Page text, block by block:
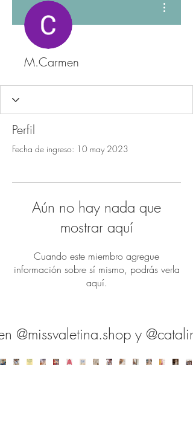
M.Carmen
Perfil
Fecha de ingreso: 10 may 2023
Aún no hay nada que
mostrar aquí
Cuando este miembro agregue
información sobre sí mismo, podrás verla
aquí.
@missvaletina.shop y